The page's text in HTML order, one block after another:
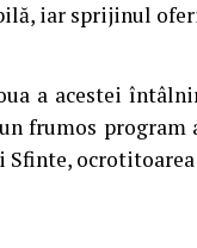
iar sprijinul
a acestei
frumos
Sfinte,